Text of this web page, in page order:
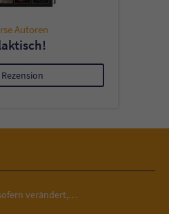
Autoren
verändert,…